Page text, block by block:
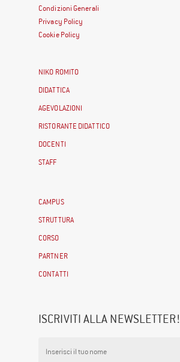
Condizioni Generali
Privacy Policy
Cookie Policy
NIKO ROMITO
DIDATTICA
AGEVOLAZIONI
RISTORANTE DIDATTICO
DOCENTI
STAFF
CAMPUS
STRUTTURA
CORSO
PARTNER
CONTATTI
ISCRIVITI ALLA NEWSLETTER!